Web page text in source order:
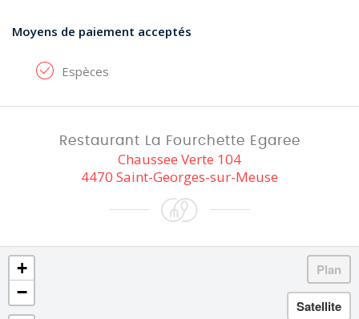
Moyens de paiement acceptés
Espèces
Restaurant La Fourchette Egaree
Chaussee Verte 104
4470 Saint-Georges-sur-Meuse
+
−